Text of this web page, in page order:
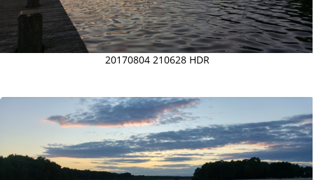
20170804 210628 HDR